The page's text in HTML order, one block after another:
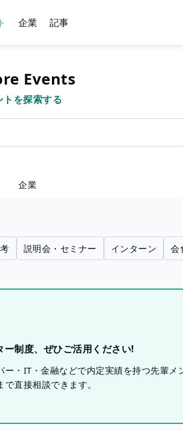
企業 記事
Events
トを探索する
企業
説明会・セミナー インターン 会
制度、ぜひご活用ください!
・IT・金融などで内定実績を持つ先輩メ
直接相談できます。